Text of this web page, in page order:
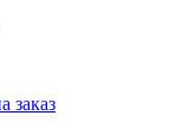
заказ